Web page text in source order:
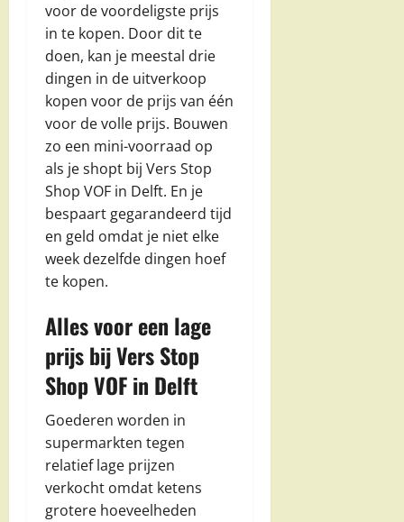
voor de voordeligste prijs
in te kopen. Door dit te
doen, kan je meestal drie
dingen in de uitverkoop
kopen voor de prijs van één
voor de volle prijs. Bouwen
zo een mini-voorraad op
als je shopt bij Vers Stop
Shop VOF in Delft. En je
bespaart gegarandeerd tijd
en geld omdat je niet elke
week dezelfde dingen hoef
te kopen.
Alles voor een lage
prijs bij Vers Stop
Shop VOF in Delft
Goederen worden in
supermarkten tegen
relatief lage prijzen
verkocht omdat ketens
grotere hoeveelheden